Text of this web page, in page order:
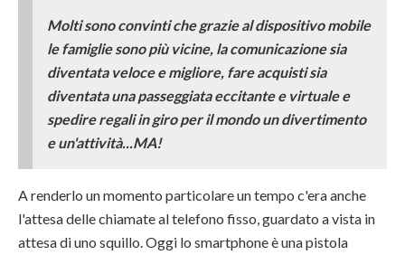
Molti sono convinti che grazie al dispositivo mobile
le famiglie sono più vicine, la comunicazione sia
diventata veloce e migliore, fare acquisti sia
diventata una passeggiata eccitante e virtuale e
spedire regali in giro per il mondo un divertimento
e un'attività...MA!
A renderlo un momento particolare un tempo c'era anche
l'attesa delle chiamate al telefono fisso, guardato a vista in
attesa di uno squillo. Oggi lo smartphone è una pistola